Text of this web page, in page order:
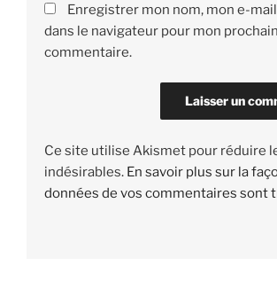
Enregistrer mon nom, mon e-
dans le navigateur pour mon prochain
commentaire.
Ce site utilise Akismet pour réduire
indésirables. En savoir plus sur la
données de vos commentaires sont